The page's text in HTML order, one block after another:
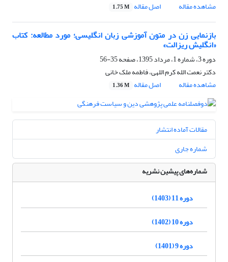
مشاهده مقاله
اصل مقاله 1.75 M
بازنمایی زن در متون آموزشی زبان انگلیسی؛ مورد مطالعه: کتاب
«انگلیش ریزالت»
دوره 3، شماره 1، مرداد 1395، صفحه
35-56
دکتر نعمت الله کرم اللهی، فاطمه ملک خانی
مشاهده مقاله
اصل مقاله 1.36 M
مقالات آماده انتشار
شماره جاری
شماره‌های پیشین نشریه
دوره 11 (1403)
دوره 10 (1402)
دوره 9 (1401)